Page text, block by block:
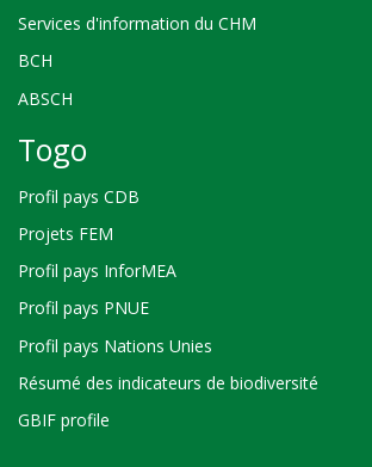
Services d'information du CHM
BCH
ABSCH
Togo
Profil pays CDB
Projets FEM
Profil pays InforMEA
Profil pays PNUE
Profil pays Nations Unies
Résumé des indicateurs de biodiversité
GBIF profile